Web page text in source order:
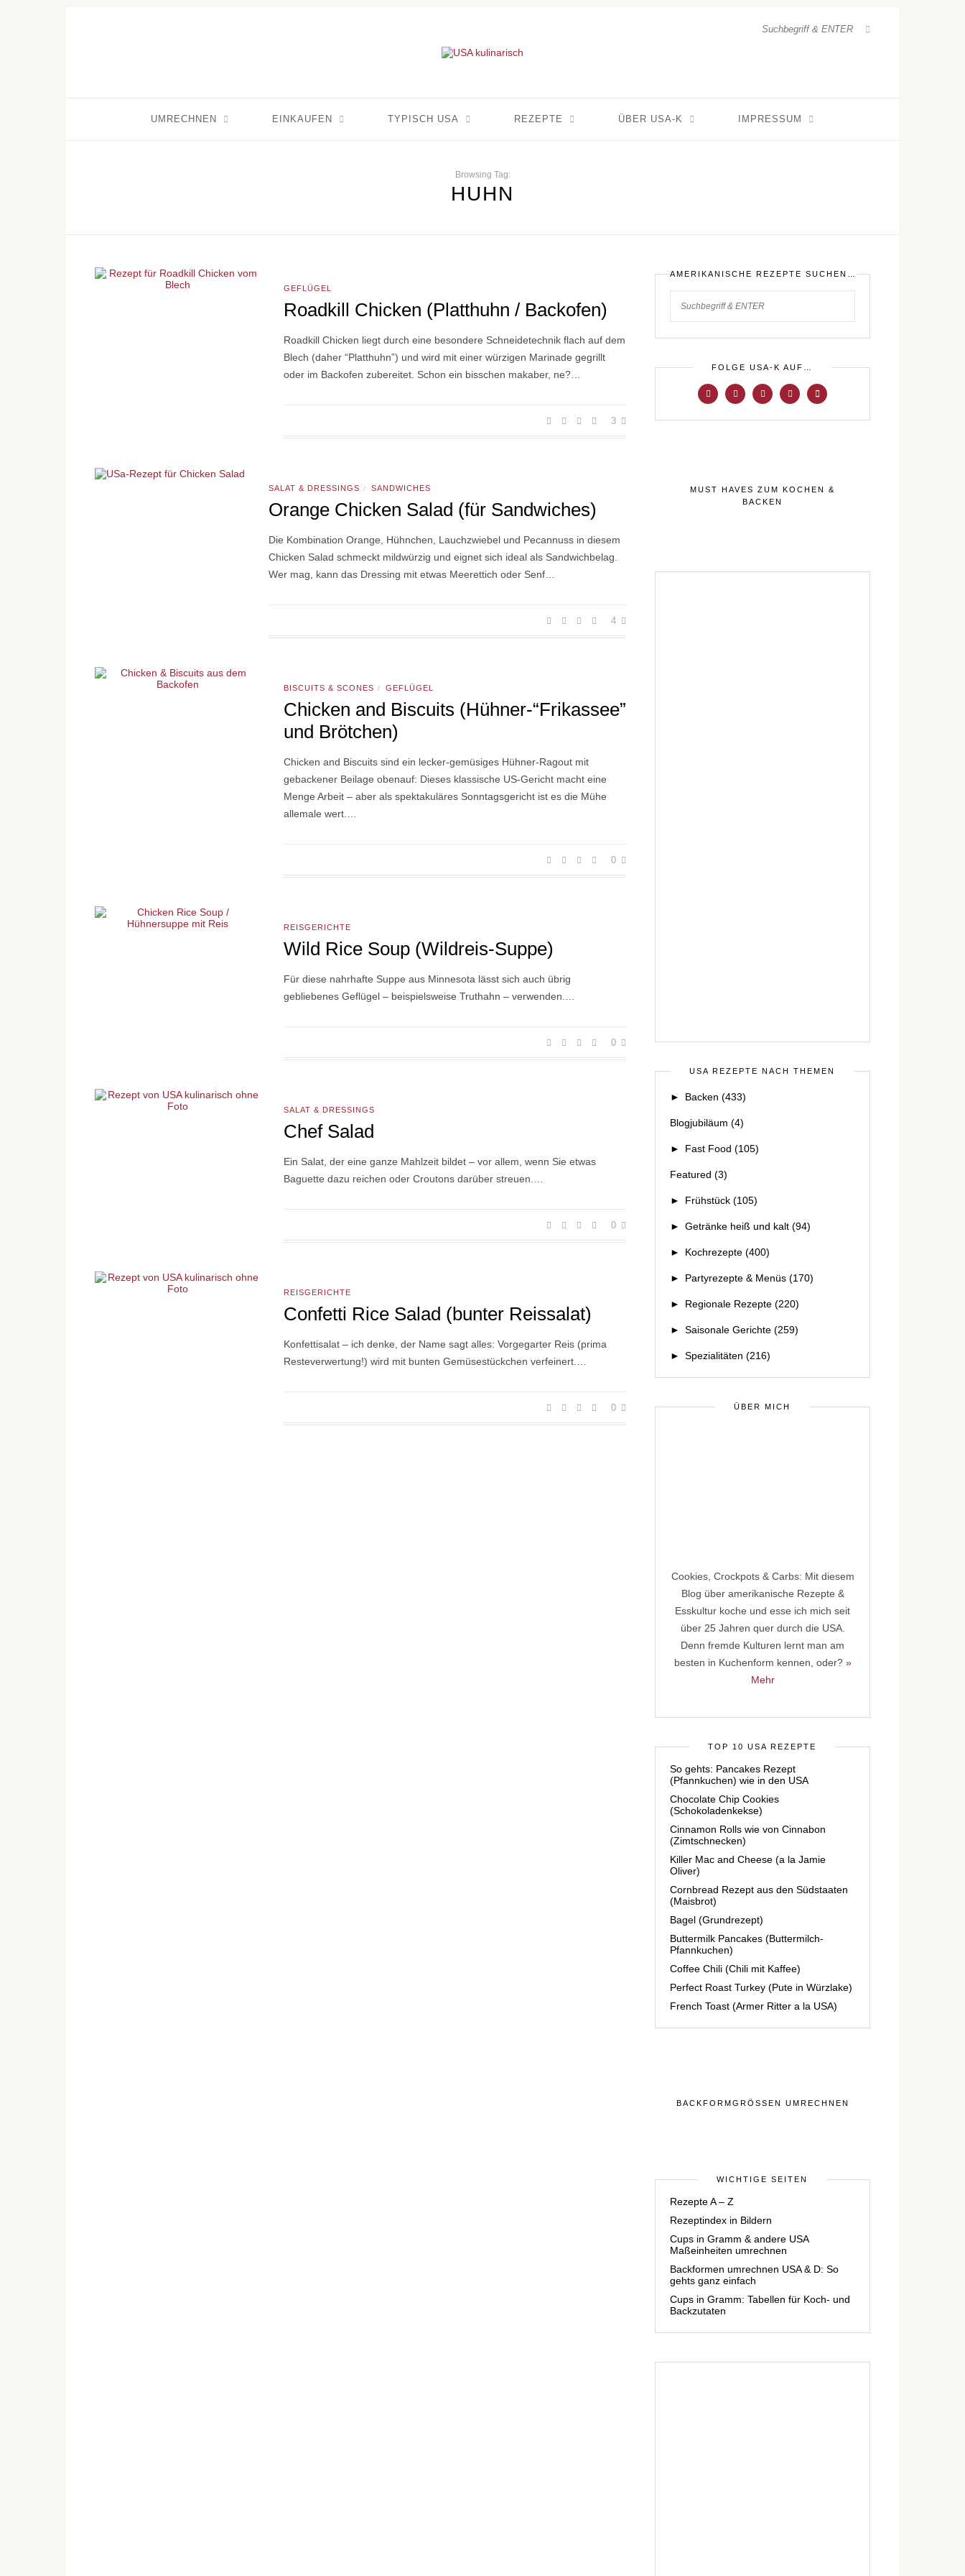
UMRECHNEN EINKAUFEN TYPISCH USA REZEPTE ÜBER USA-K IMPRESSUM
Browsing Tag:
HUHN
GEFLÜGEL
Roadkill Chicken (Platthuhn / Backofen)
Roadkill Chicken liegt durch eine besondere Schneidetechnik flach auf dem
Blech (daher “Platthuhn”) und wird mit einer würzigen Marinade gegrillt
oder im Backofen zubereitet. Schon ein bisschen makaber, ne?…
3
SALAT & DRESSINGS / SANDWICHES
Orange Chicken Salad (für Sandwiches)
Die Kombination Orange, Hühnchen, Lauchzwiebel und Pecannuss in diesem
Chicken Salad schmeckt mildwürzig und eignet sich ideal als Sandwichbelag.
Wer mag, kann das Dressing mit etwas Meerettich oder Senf…
4
BISCUITS & SCONES / GEFLÜGEL
Chicken and Biscuits (Hühner-“Frikassee”
und Brötchen)
Chicken and Biscuits sind ein lecker-gemüsiges Hühner-Ragout mit
gebackener Beilage obenauf: Dieses klassische US-Gericht macht eine
Menge Arbeit – aber als spektakuläres Sonntagsgericht ist es die Mühe
allemale wert.…
0
REISGERICHTE
Wild Rice Soup (Wildreis-Suppe)
Für diese nahrhafte Suppe aus Minnesota lässt sich auch übrig
gebliebenes Geflügel – beispielsweise Truthahn – verwenden.…
0
SALAT & DRESSINGS
Chef Salad
Ein Salat, der eine ganze Mahlzeit bildet – vor allem, wenn Sie etwas
Baguette dazu reichen oder Croutons darüber streuen.…
0
REISGERICHTE
Confetti Rice Salad (bunter Reissalat)
Konfettisalat – ich denke, der Name sagt alles: Vorgegarter Reis (prima
Resteverwertung!) wird mit bunten Gemüsestückchen verfeinert.…
0
AMERIKANISCHE REZEPTE SUCHEN…
FOLGE USA-K AUF…
MUST HAVES ZUM KOCHEN &
BACKEN
USA REZEPTE NACH THEMEN
► Backen (433)
Blogjubiläum (4)
► Fast Food (105)
Featured (3)
► Frühstück (105)
► Getränke heiß und kalt (94)
► Kochrezepte (400)
► Partyrezepte & Menüs (170)
► Regionale Rezepte (220)
► Saisonale Gerichte (259)
► Spezialitäten (216)
ÜBER MICH
Cookies, Crockpots & Carbs: Mit diesem
Blog über amerikanische Rezepte &
Esskultur koche und esse ich mich seit
über 25 Jahren quer durch die USA.
Denn fremde Kulturen lernt man am
besten in Kuchenform kennen, oder? »
Mehr
TOP 10 USA REZEPTE
So gehts: Pancakes Rezept
(Pfannkuchen) wie in den USA
Chocolate Chip Cookies
(Schokoladenkekse)
Cinnamon Rolls wie von Cinnabon
(Zimtschnecken)
Killer Mac and Cheese (a la Jamie
Oliver)
Cornbread Rezept aus den Südstaaten
(Maisbrot)
Bagel (Grundrezept)
Buttermilk Pancakes (Buttermilch-
Pfannkuchen)
Coffee Chili (Chili mit Kaffee)
Perfect Roast Turkey (Pute in Würzlake)
French Toast (Armer Ritter a la USA)
BACKFORMGRÖSSEN UMRECHNEN
WICHTIGE SEITEN
Rezepte A – Z
Rezeptindex in Bildern
Cups in Gramm & andere USA
Maßeinheiten umrechnen
Backformen umrechnen USA & D: So
gehts ganz einfach
Cups in Gramm: Tabellen für Koch- und
Backzutaten